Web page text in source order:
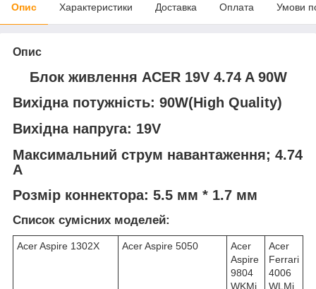
Опис Характеристики Доставка Оплата Умови
Опис
Блок живлення ACER 19V 4.74 A 90W
Вихідна потужність: 90W(High Quality)
Вихідна напруга: 19V
Максимальний струм навантаження; 4.74
A
Розмір коннектора: 5.5 мм * 1.7 мм
Список сумісних моделей:
Acer Aspire 1302X Acer Aspire 5050
Acer
Aspire
9804
WKMi
Acer
Ferrari
4006
WLMi